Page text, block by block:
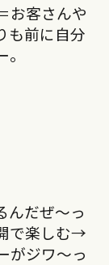
お客さんや
も前に自分
んだぜ〜っ
で楽しむ→
がジワ〜っ